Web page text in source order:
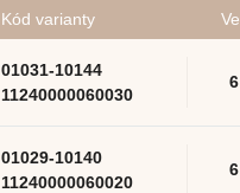
Kód varianty
01031-10144
11240000060030
01029-10140
11240000060020